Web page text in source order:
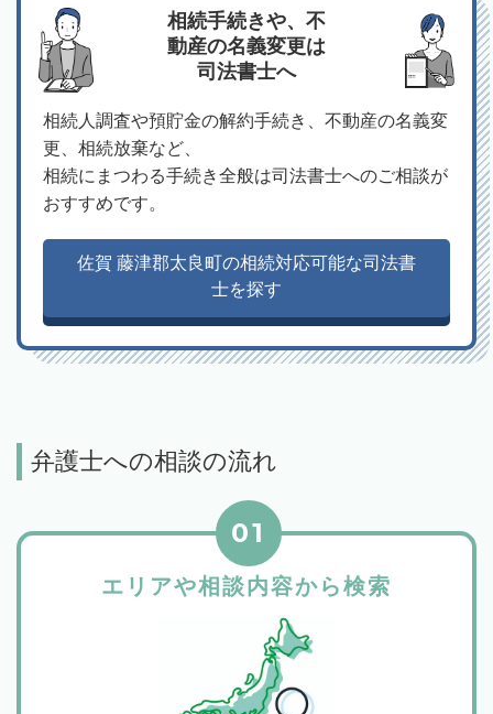
相続手続きや、不
動産の名義変更は
司法書士へ
相続人調査や預貯金の解約手続き、不動産の名義変
更、相続放棄など、
相続にまつわる手続き全般は司法書士へのご相談が
おすすめです。
佐賀 藤津郡太良町の相続対応可能な司法書
士を探す
弁護士への相談の流れ
エリアや相談内容から検索
01